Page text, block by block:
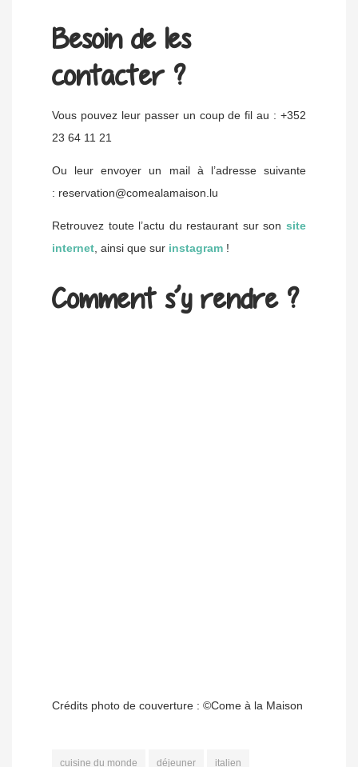
Besoin de les
contacter ?
Vous pouvez leur passer un coup de fil au : +352
23 64 11 21
Ou leur envoyer un mail à l’adresse suivante
: reservation@comealamaison.lu
Retrouvez toute l’actu du restaurant sur son site
internet , ainsi que sur instagram !
Comment s’y rendre ?
Crédits photo de couverture : ©Come à la Maison
cuisine du monde déjeuner italien